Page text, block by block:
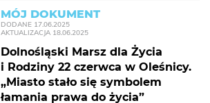
MÓJ DOKUMENT
DODANE 17.06.2025
AKTUALIZACJA 18.06.2025
Dolnośląski Marsz dla Życia
i Rodziny 22 czerwca w Oleśnicy.
„Miasto stało się symbolem
łamania prawa do życia”